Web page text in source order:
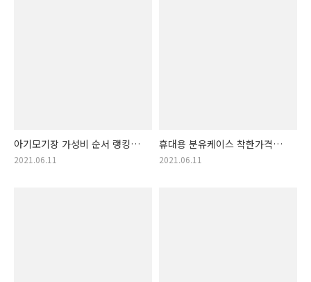
아기모기장 가성비 순서 랭킹
개봉. 아기 모기장 아이템 목록
2021.06.11
휴대용 분유케이스 착한가격
순서 제품 정보 소개 휴대용
2021.06.11